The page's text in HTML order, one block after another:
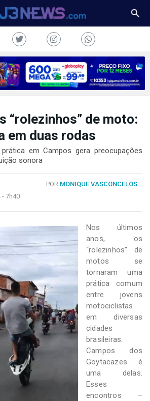
“rolezinhos” de moto:
em duas rodas
em Campos gera preocupações
sonora
POR MONIQUE VASCONCELOS
- 7h40
Nos últimos
anos, os
“rolezinhos” de
motos se
tornaram uma
prática comum
entre jovens
motociclistas
em diversas
cidades
brasileiras.
Campos dos
Goytacazes é
uma delas.
Esses
encontros –